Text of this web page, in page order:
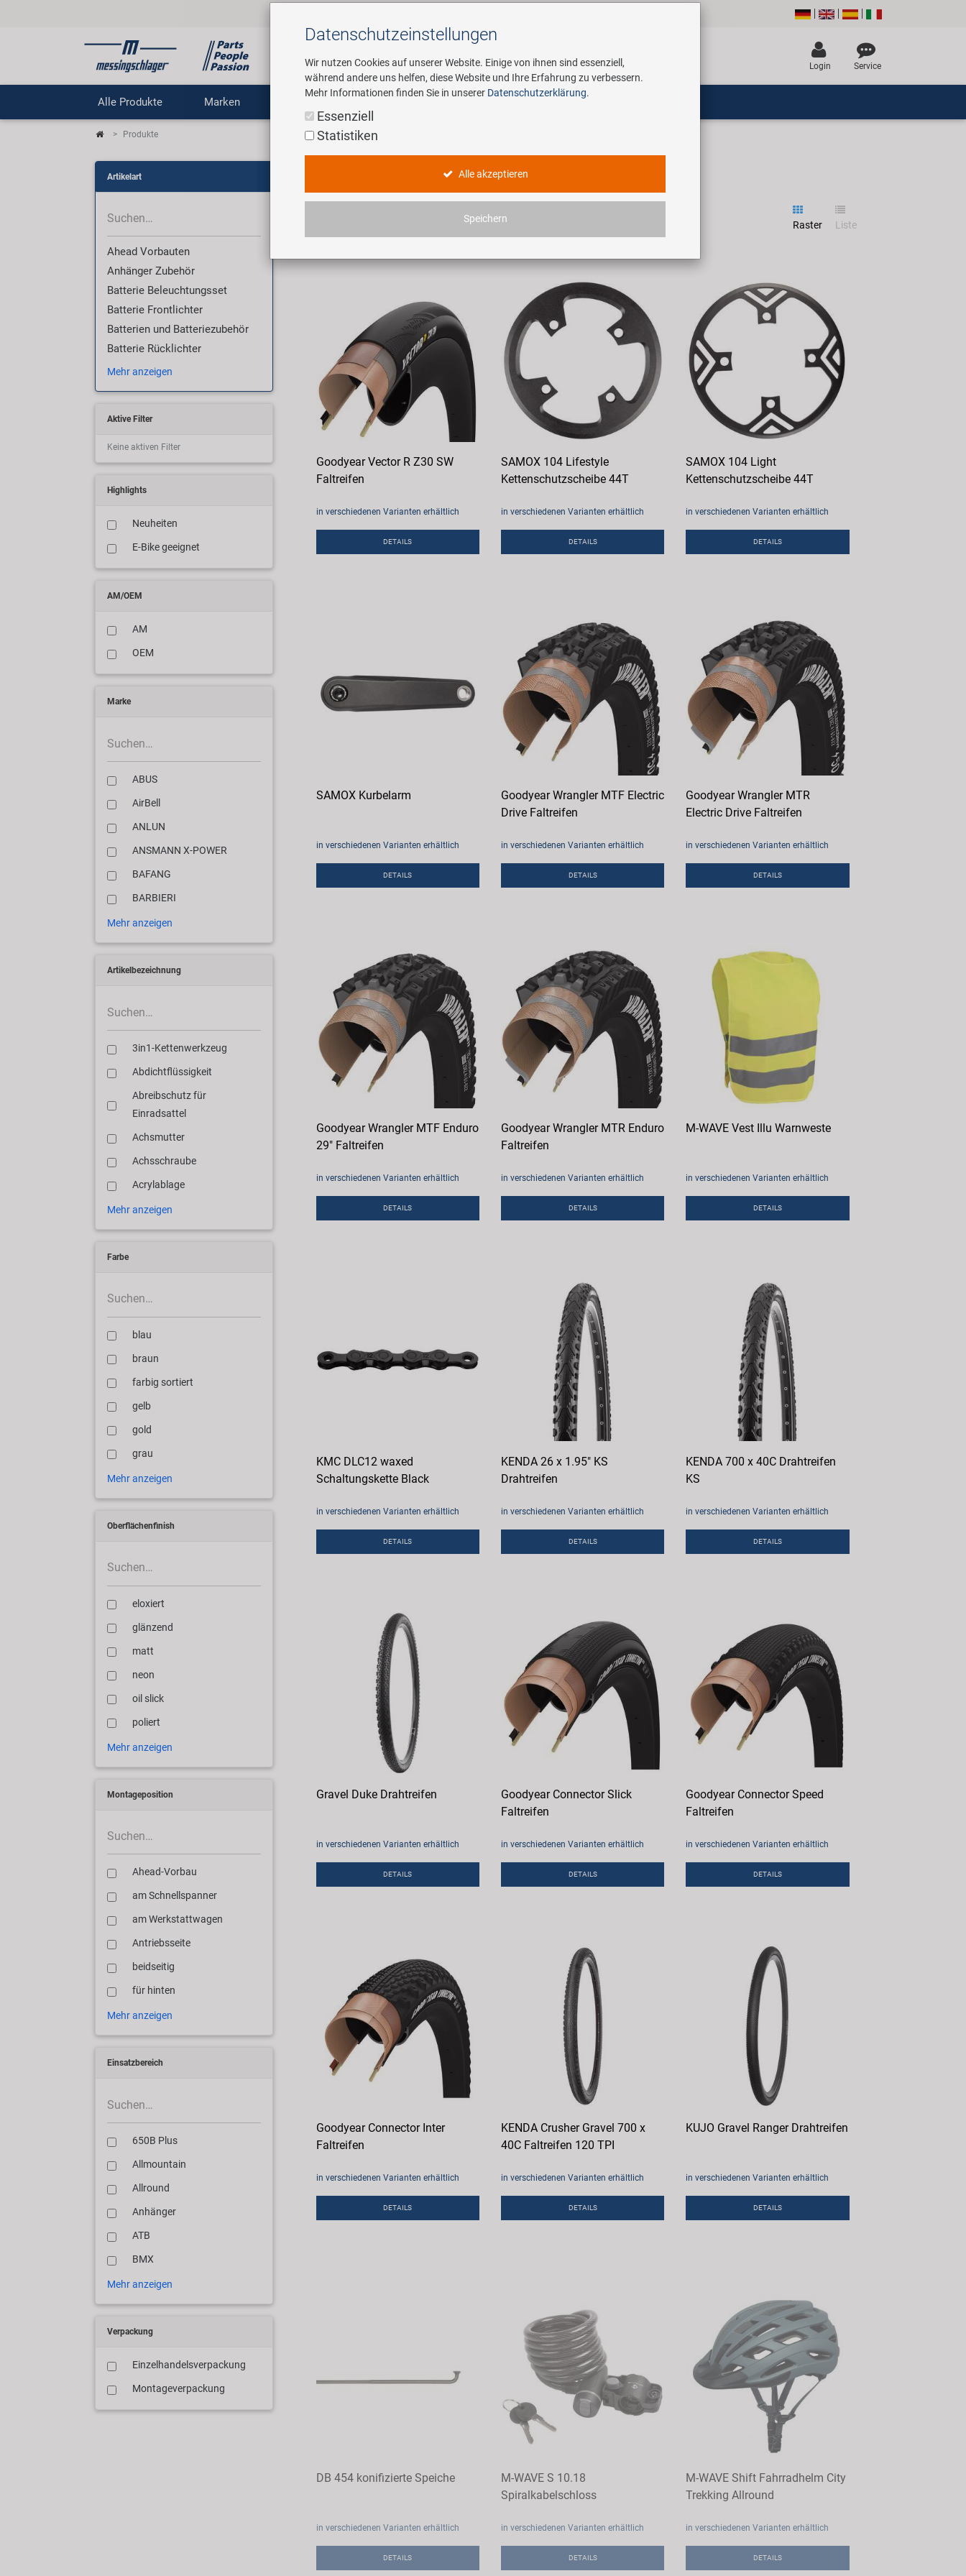
Suchen
Login Service
Alle Produkte Marken
Produkte
Artikelart
Ahead Vorbauten
Anhänger Zubehör
Batterie Beleuchtungsset
Batterie Frontlichter
Batterien und Batteriezubehör
Batterie Rücklichter
Mehr anzeigen
Aktive Filter
Keine aktiven Filter
Highlights
Neuheiten
E-Bike geeignet
AM/OEM
AM
OEM
Marke
ABUS
AirBell
ANLUN
ANSMANN X-POWER
BAFANG
BARBIERI
Mehr anzeigen
Artikelbezeichnung
3in1-Kettenwerkzeug
Abdichtflüssigkeit
Abreibschutz für
Einradsattel
Achsmutter
Achsschraube
Acrylablage
Mehr anzeigen
Farbe
blau
braun
farbig sortiert
gelb
gold
grau
Mehr anzeigen
Oberflächenfinish
eloxiert
glänzend
matt
neon
oil slick
poliert
Mehr anzeigen
Montageposition
Ahead-Vorbau
am Schnellspanner
am Werkstattwagen
Antriebsseite
beidseitig
für hinten
Mehr anzeigen
Einsatzbereich
650B Plus
Allmountain
Allround
Anhänger
ATB
BMX
Mehr anzeigen
Verpackung
Einzelhandelsverpackung
Montageverpackung
Wir haben 3007 Artikel gefunden. Raster Liste
Goodyear Vector R Z30 SW
Faltreifen
in verschiedenen Varianten erhältlich
DETAILS
SAMOX 104 Lifestyle
Kettenschutzscheibe 44T
in verschiedenen Varianten erhältlich
DETAILS
SAMOX 104 Light
Kettenschutzscheibe 44T
in verschiedenen Varianten erhältlich
DETAILS
SAMOX Kurbelarm
in verschiedenen Varianten erhältlich
DETAILS
Goodyear Wrangler MTF Electric
Drive Faltreifen
in verschiedenen Varianten erhältlich
DETAILS
Goodyear Wrangler MTR
Electric Drive Faltreifen
in verschiedenen Varianten erhältlich
DETAILS
Goodyear Wrangler MTF Enduro
29" Faltreifen
in verschiedenen Varianten erhältlich
DETAILS
Goodyear Wrangler MTR Enduro
Faltreifen
in verschiedenen Varianten erhältlich
DETAILS
M-WAVE Vest Illu Warnweste
in verschiedenen Varianten erhältlich
DETAILS
KMC DLC12 waxed
Schaltungskette Black
in verschiedenen Varianten erhältlich
DETAILS
KENDA 26 x 1.95" KS
Drahtreifen
in verschiedenen Varianten erhältlich
DETAILS
KENDA 700 x 40C Drahtreifen
KS
in verschiedenen Varianten erhältlich
DETAILS
Gravel Duke Drahtreifen
in verschiedenen Varianten erhältlich
DETAILS
Goodyear Connector Slick
Faltreifen
in verschiedenen Varianten erhältlich
DETAILS
Goodyear Connector Speed
Faltreifen
in verschiedenen Varianten erhältlich
DETAILS
Goodyear Connector Inter
Faltreifen
in verschiedenen Varianten erhältlich
DETAILS
KENDA Crusher Gravel 700 x
40C Faltreifen 120 TPI
in verschiedenen Varianten erhältlich
DETAILS
KUJO Gravel Ranger Drahtreifen
in verschiedenen Varianten erhältlich
DETAILS
DB 454 konifizierte Speiche
in verschiedenen Varianten erhältlich
DETAILS
M-WAVE S 10.18
Spiralkabelschloss
in verschiedenen Varianten erhältlich
DETAILS
M-WAVE Shift Fahrradhelm City
Trekking Allround
in verschiedenen Varianten erhältlich
DETAILS
Datenschutz­einstellungen
Wir nutzen Cookies auf unserer Website. Einige von ihnen sind essenziell,
während andere uns helfen, diese Website und Ihre Erfahrung zu verbessern.
Mehr Informationen finden Sie in unserer Datenschutzerklärung.
Essenziell
Statistiken
Alle akzeptieren
Speichern